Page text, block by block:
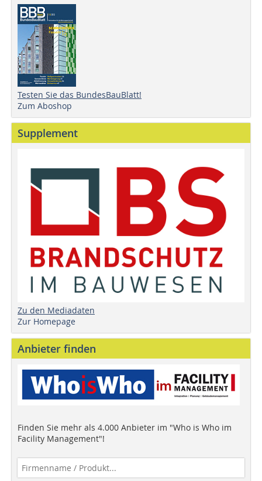
Testen Sie das BundesBauBlatt!
Zum Aboshop
Supplement
Zu den Mediadaten
Zur Homepage
Anbieter finden
Finden Sie mehr als 4.000 Anbieter im "Who is Who im
Facility Management"!